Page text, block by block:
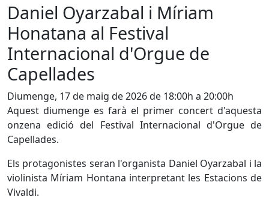
Daniel Oyarzabal i Míriam
Honatana al Festival
Internacional d'Orgue de
Capellades
Diumenge, 17 de maig de 2026 de 18:00h a 20:00h
Aquest diumenge es farà el primer concert d'aquesta
onzena edició del Festival Internacional d'Orgue de
Capellades.
Els protagonistes seran l'organista Daniel Oyarzabal i la
violinista Míriam Hontana interpretant les Estacions de
Vivaldi.